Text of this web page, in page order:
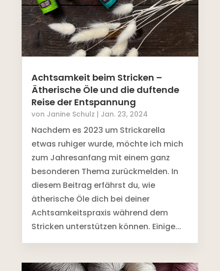
Achtsamkeit beim Stricken –
Ätherische Öle und die duftende
Reise der Entspannung
von Janine Schulz | Jan. 23, 2024
Nachdem es 2023 um Strickarella
etwas ruhiger wurde, möchte ich mich
zum Jahresanfang mit einem ganz
besonderen Thema zurückmelden. In
diesem Beitrag erfährst du, wie
ätherische Öle dich bei deiner
Achtsamkeitspraxis während dem
Stricken unterstützen können. Einige...